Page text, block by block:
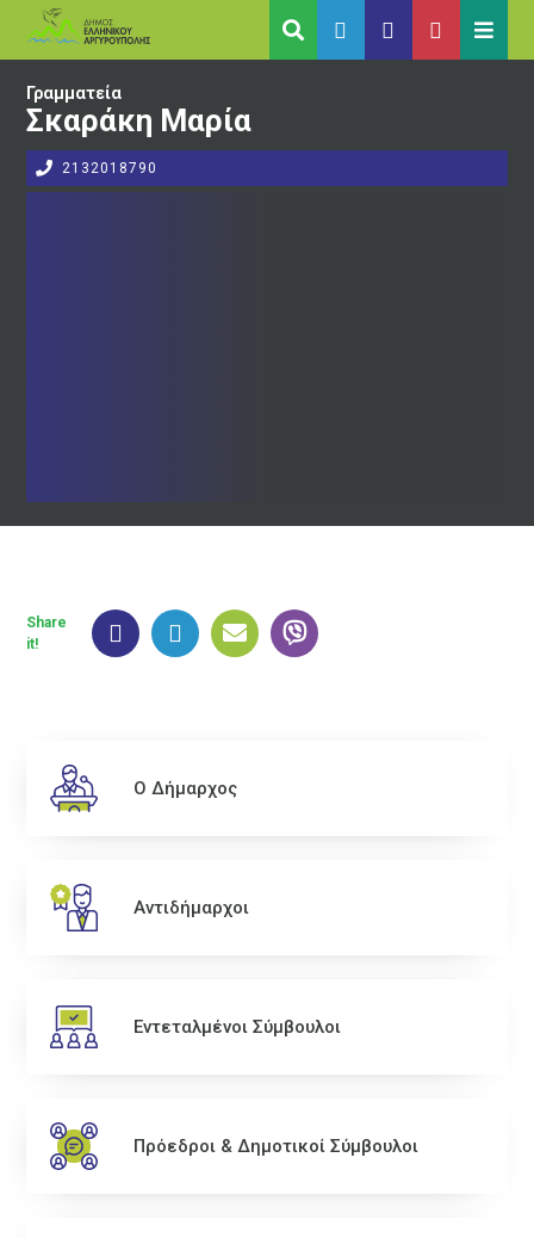
Γραμματεία
Σκαράκη Μαρία
2132018790
Share
it!
Ο Δήμαρχος
Αντιδήμαρχοι
Εντεταλμένοι Σύμβουλοι
Πρόεδροι & Δημοτικοί Σύμβουλοι